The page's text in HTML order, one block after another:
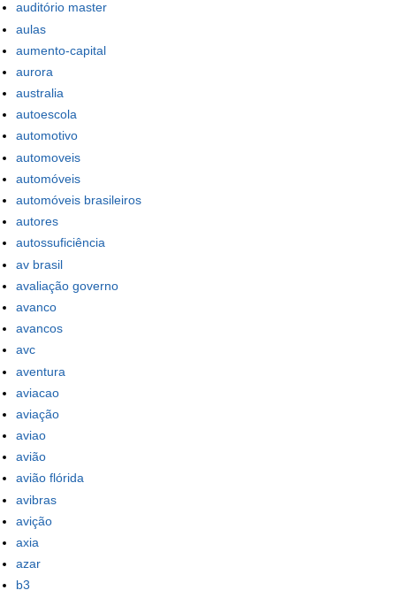
auditório master
aulas
aumento-capital
aurora
australia
autoescola
automotivo
automoveis
automóveis
automóveis brasileiros
autores
autossuficiência
av brasil
avaliação governo
avanco
avancos
avc
aventura
aviacao
aviação
aviao
avião
avião flórida
avibras
avição
axia
azar
b3